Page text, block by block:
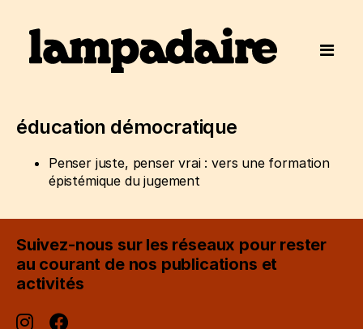
éducation démocratique
Penser juste, penser vrai : vers une formation
épistémique du jugement
Suivez-nous sur les réseaux pour rester
au courant de nos publications et
activités